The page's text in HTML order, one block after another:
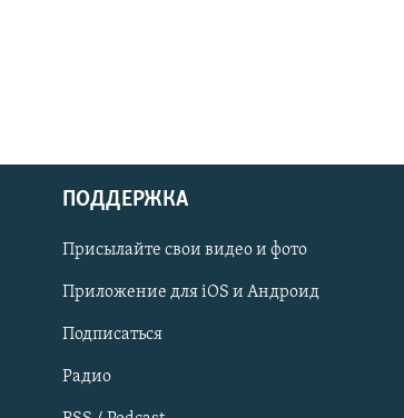
Українською
Qırımtatar
ПРИСОЕДИНЯЙТЕСЬ!
ПОДДЕРЖКА
Присылайте свои видео и фото
Приложение для iOS и Андроид
Подписаться
Радио